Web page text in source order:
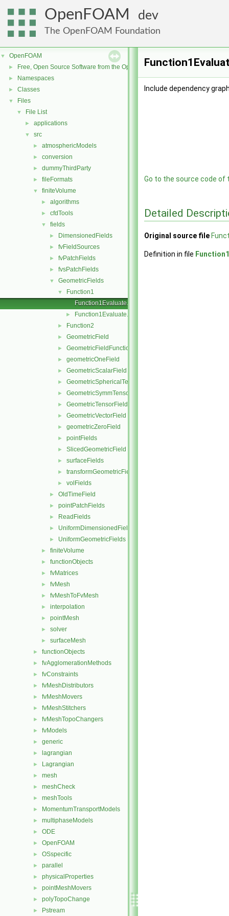
OpenFOAM dev
The OpenFOAM Foundation
▼ OpenFOAM
► Free, Open Source Software from the OpenFOAM Foundation
► Namespaces
► Classes
▼ Files
▼ File List
► applications
▼ src
► atmosphericModels
► conversion
► dummyThirdParty
► fileFormats
▼ finiteVolume
► algorithms
► cfdTools
▼ fields
► DimensionedFields
► fvFieldSources
► fvPatchFields
► fvsPatchFields
▼ GeometricFields
▼
Function1
Function1Evaluate.C
► Function1Evaluate.H
► Function2
► GeometricField
► GeometricFieldFunctions
► geometricOneField
► GeometricScalarField
► GeometricSphericalTensorField
► GeometricSymmTensorField
► GeometricTensorField
► GeometricVectorField
► geometricZeroField
► pointFields
► SlicedGeometricField
► surfaceFields
► transformGeometricField
► volFields
► OldTimeField
► pointPatchFields
► ReadFields
► UniformDimensionedFields
► UniformGeometricFields
► finiteVolume
► functionObjects
► fvMatrices
► fvMesh
► fvMeshToFvMesh
► interpolation
► pointMesh
► solver
► surfaceMesh
► functionObjects
► fvAgglomerationMethods
► fvConstraints
► fvMeshDistributors
► fvMeshMovers
► fvMeshStitchers
► fvMeshTopoChangers
► fvModels
► generic
► lagrangian
► Lagrangian
► mesh
► meshCheck
► meshTools
► MomentumTransportModels
► multiphaseModels
► ODE
► OpenFOAM
► OSspecific
► parallel
► physicalProperties
► pointMeshMovers
► polyTopoChange
► Pstream
Include dependency
Go to the source code of
Detailed
Original source file
Definition in file